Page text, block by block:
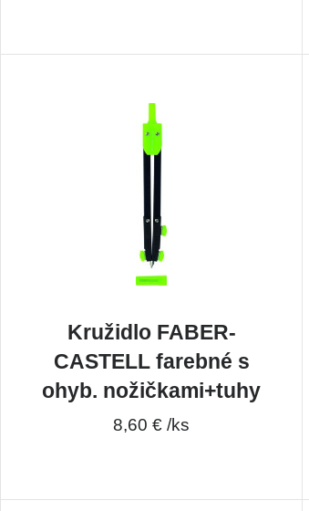
Kružidlo FABER-
CASTELL farebné s
ohyb. nožičkami+tuhy
8,60 € /ks